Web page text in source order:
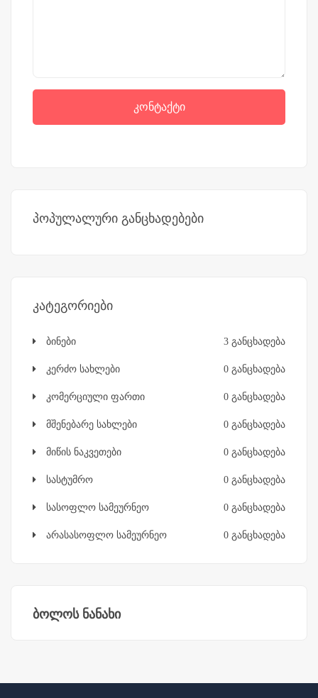
კონტაქტი
პოპულალური განცხადებები
კატეგორიები
ბინები 3 განცხადება
კერძო სახლები 0 განცხადება
კომერციული ფართი 0 განცხადება
მშენებარე სახლები 0 განცხადება
მიწის ნაკვეთები 0 განცხადება
სასტუმრო 0 განცხადება
სასოფლო სამეურნეო 0 განცხადება
არასასოფლო სამეურნეო 0 განცხადება
ბოლოს ნანახი